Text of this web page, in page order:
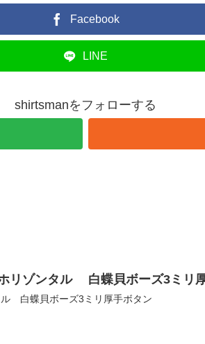
Facebook
LINE
shirtsmanをフォローする
リゾンタル 白蝶貝ボーズ3ミリ
白蝶貝ボーズ3ミリ厚手ボタン